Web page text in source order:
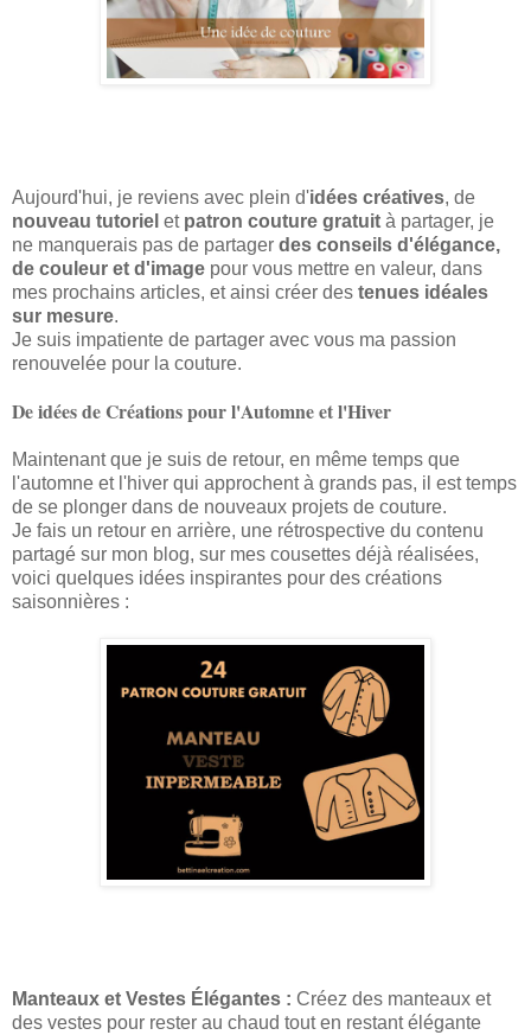
Aujourd'hui, je reviens avec plein d'idées créatives, de
nouveau tutoriel et patron couture gratuit à partager, je
ne manquerais pas de partager des conseils d'élégance,
de couleur et d'image pour vous mettre en valeur, dans
mes prochains articles, et ainsi créer des tenues idéales
sur mesure.
Je suis impatiente de partager avec vous ma passion
renouvelée pour la couture.
De idées de Créations pour l'Automne et l'Hiver
Maintenant que je suis de retour, en même temps que
l'automne et l'hiver qui approchent à grands pas, il est temps
de se plonger dans de nouveaux projets de couture.
Je fais un retour en arrière, une rétrospective du contenu
partagé sur mon blog, sur mes cousettes déjà réalisées,
voici quelques idées inspirantes pour des créations
saisonnières :
Manteaux et Vestes Élégantes : Créez des manteaux et
des vestes pour rester au chaud tout en restant élégante